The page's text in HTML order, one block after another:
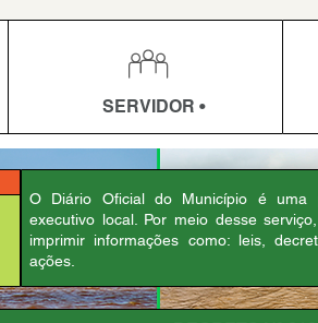
SERVIDOR •
O Diário Oficial do Município é uma
executivo local. Por meio desse
imprimir informações como: leis,
ações.